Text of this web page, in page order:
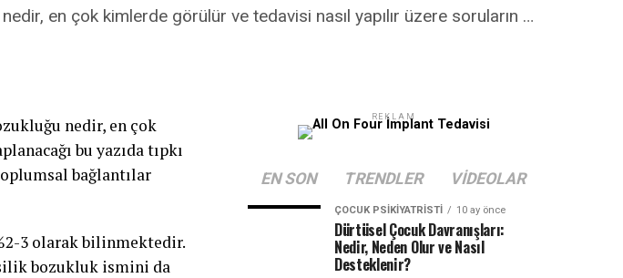
en çok kimlerde görülür ve tedavisi nasıl yapılır üzere soruların …
nedir, en çok
bu yazıda tıpkı
bağlantılar
3 olarak bilinmektedir.
bozukluk ismini da
REKLAM
EN SON TRENDLER VIDEOLAR
ÇOCUK PSIKIYATRISTI 10 ay önce
Dürtüsel Çocuk Davranışları:
Nedir, Neden Olur ve Nasıl
Desteklenir?